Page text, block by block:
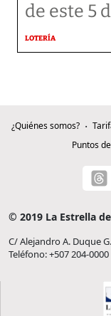
de este 5
LOTERÍA
¿Quiénes somos?
Puntos
© 2019 La Estrella
C/ Alejandro A. Duque
Teléfono: +507 204-0000